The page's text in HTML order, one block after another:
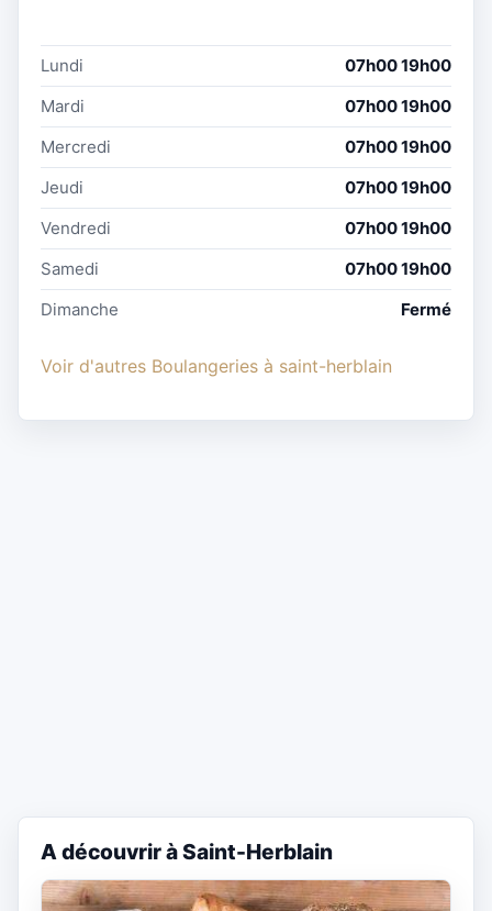
Lundi
07h00 19h00
Mardi
07h00 19h00
Mercredi
07h00 19h00
Jeudi
07h00 19h00
Vendredi
07h00 19h00
Samedi
07h00 19h00
Dimanche
Fermé
Voir d'autres Boulangeries à saint-herblain
A découvrir à Saint-Herblain